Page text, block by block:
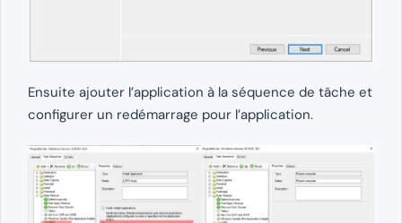
Ensuite ajouter l’application à la séquence de tâche et
configurer un redémarrage pour l’application.